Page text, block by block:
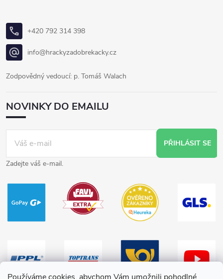
+420 792 314 398
info@hrackyzadobrekacky.cz
Zodpovědný vedoucí: p. Tomáš Walach
NOVINKY DO EMAILU
PŘIHLÁSIT SE
Zadejte váš e-mail.